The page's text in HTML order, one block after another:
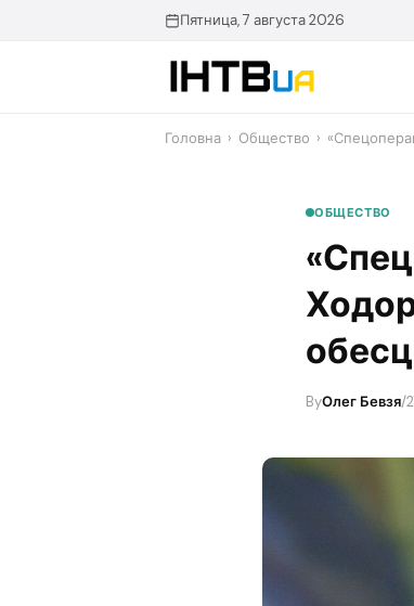
Пятница, 7 августа 2026
Головна › Общество ›
ОБЩЕСТВО
ByОлег Бевзя/